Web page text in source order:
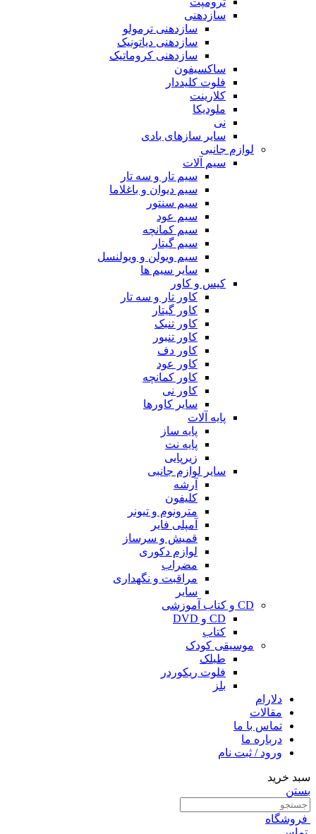
سازدهنی
سازدهنی ترمولو
سازدهنی دیاتونیک
سازدهنی کروماتیک
ساکسیفون
فلوت کلیددار
کلارینت
ملودیکا
نی
سایر سازهای بادی
لوازم جانبی
سیم آلات
سیم تار و سه تار
سیم دیوان و باغلاما
سیم سنتور
سیم عود
سیم کمانچه
سیم گیتار
سیم ویولن و ویولنسل
سایر سیم ها
کیس و کاور
کاور تار و سه تار
کاور گیتار
کاور تنبک
کاور تنبور
کاور دف
کاور عود
کاور کمانچه
کاور نی
سایر کاورها
پایه آلات
پایه ساز
پایه نت
زیرپایی
سایر لوازم جانبی
آرشه
کلیفون
مترونوم و تیونر
آمپلی فایر
قمیش و سرساز
لوازم دکوری
مضراب
مراقبت و نگهداری
سایر
CD و کتاب آموزشی
CD و DVD
کتاب
موسیقی کودک
طبلک
فلوت ریکوردر
بلز
دلارام
مقالات
تماس با ما
درباره ما
ورود / ثبت نام
سبد خرید
بستن
فروشگاه